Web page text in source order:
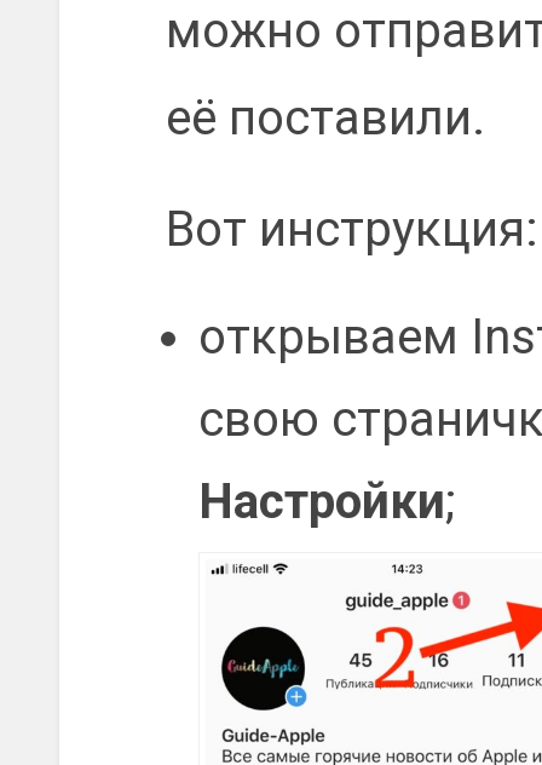
можно
её поставили.
Вот инструкция:
открываем
свою
Настройки;